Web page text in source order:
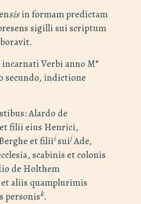
sisin formam predictam
sigilli sui scriptum
Verbi anno M°
secundo, indictione
Alardo de
filii eius Henrici,
et filiiisuijAde,
scabinis et colonis
de Holthem
aliis quamplurimis
personisk.